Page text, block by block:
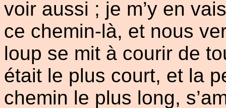
voir aussi ; je m’y en
ce chemin-là, et nous
loup se mit à courir de
était le plus court, et la
chemin le plus long,